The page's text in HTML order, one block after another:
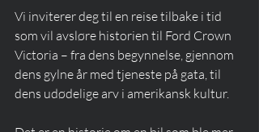
Vi inviterer deg til en reise tilbake i tid
som vil avsløre historien til Ford Crown
Victoria – fra dens begynnelse, gjennom
dens gylne år med tjeneste på gata, til
dens udødelige arv i amerikansk kultur.